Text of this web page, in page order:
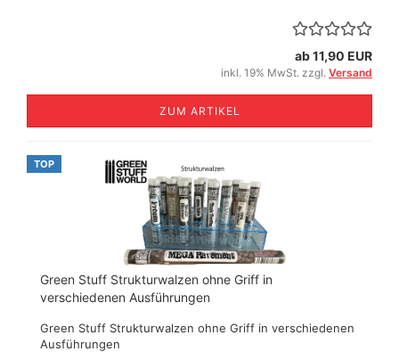
ab 11,90 EUR
inkl. 19% MwSt. zzgl. Versand
ZUM ARTIKEL
TOP
Green Stuff Strukturwalzen ohne Griff in
verschiedenen Ausführungen
Green Stuff Strukturwalzen ohne Griff in verschiedenen
Ausführungen